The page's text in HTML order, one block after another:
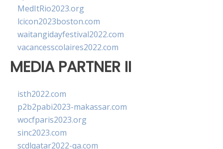
MedItRio2023.org
lcicon2023boston.com
waitangidayfestival2022.com
vacancesscolaires2022.com
MEDIA PARTNER II
isth2022.com
p2b2pabi2023-makassar.com
wocfparis2023.org
sinc2023.com
scdlqatar2022-qa.com